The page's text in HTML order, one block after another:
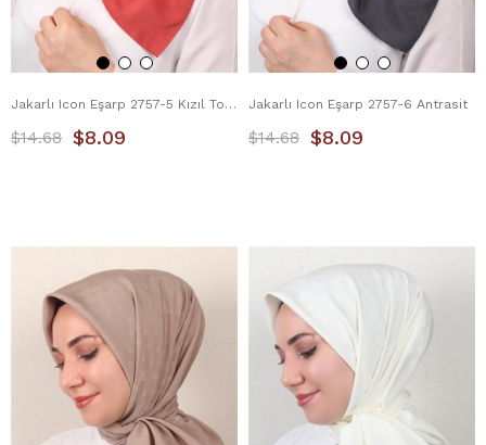
Jakarlı Icon Eşarp 2757-5 Kızıl Toprak
$8.09
$14.68
Jakarlı Icon Eşarp 2757-6 Antrasit
$8.09
$14.68